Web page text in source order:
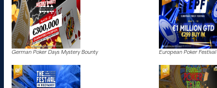
German Poker Days Mystery Bounty European Poker Festival